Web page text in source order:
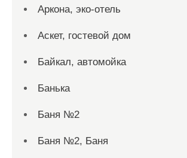
Аркона, эко-отель
Аскет, гостевой дом
Байкал, автомойка
Банька
Баня №2
Баня №2, Баня